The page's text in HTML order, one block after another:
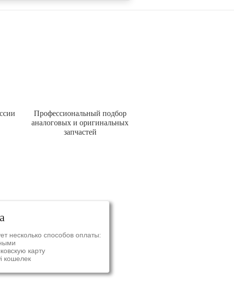
Профессиональный подбор
аналоговых и оригинальных
запчастей
несколько способов оплаты:
карту
кошелек